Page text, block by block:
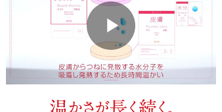
タイ製
材料：この商品には、リサイクルポリエステル繊維が50％
P
l